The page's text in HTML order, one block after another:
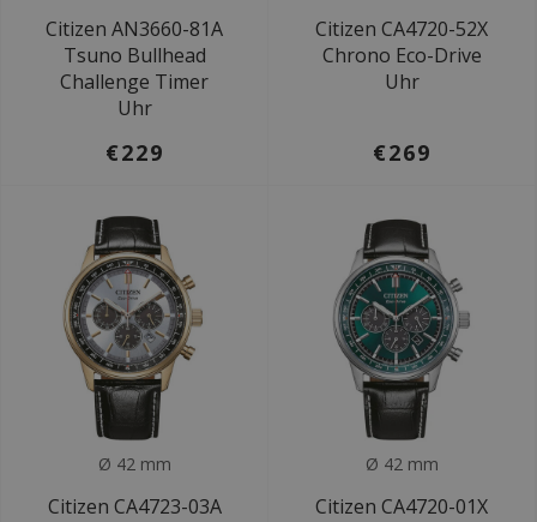
Citizen AN3660-81A
Tsuno Bullhead
Challenge Timer
Uhr
€229
Citizen CA4720-52X
Chrono Eco-Drive
Uhr
€269
Ø 42 mm
Citizen CA4723-03A
Ø 42 mm
Citizen CA4720-01X